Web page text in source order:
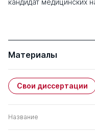
кандидат медицинских
Материалы
Свои диссертации
Название